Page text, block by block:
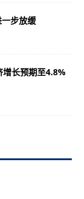
步放缓
增长预期至4.8%